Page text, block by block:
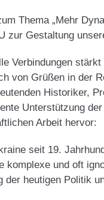
Thema „Mehr
zur Gestaltung
Verbindungen stärkt
von Grüßen in der
Historiker,
Unterstützung
Arbeit hervor:
seit 19.
und oft
heutigen Politik